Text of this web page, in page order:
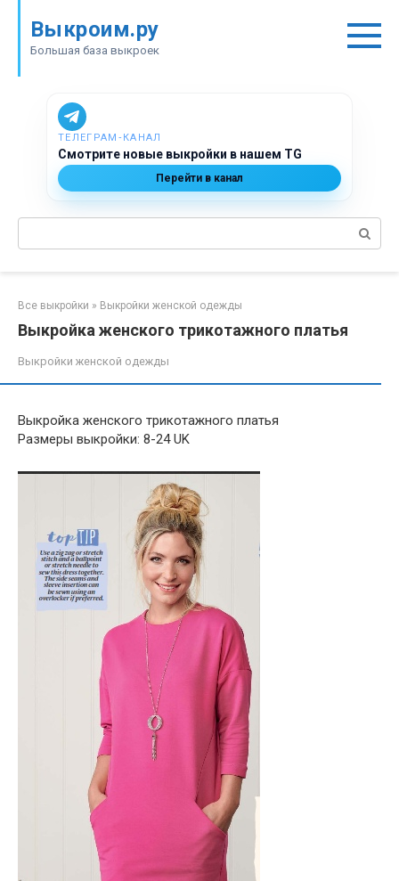
контенту
Выкроим.ру
Большая база выкроек
ТЕЛЕГРАМ‑КАНАЛ
Смотрите новые выкройки в нашем TG
Перейти в канал
Поиск:
Все выкройки » Выкройки женской одежды
Выкройка женского трикотажного платья
Выкройки женской одежды
Выкройка женского трикотажного платья
Размеры выкройки: 8-24 UK